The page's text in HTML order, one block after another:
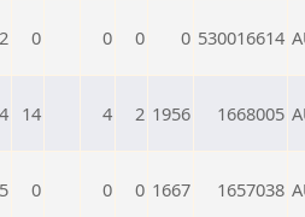
0 0 0 0 530016614
14 4 2 1956 1668005
0 0 0 1667 1657038